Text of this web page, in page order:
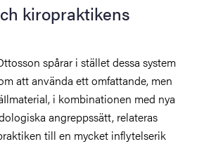
kiropraktikens
spårar i stället dessa system
att använda ett omfattande, men
i kombinationen med nya
angreppssätt, relateras
till en mycket inflytelserik